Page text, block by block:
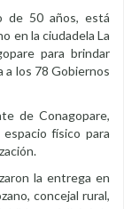
de 50 años, está
en la ciudadela La
para brindar
a los 78 Gobiernos
de Conagopare,
físico para
la entrega en
concejal rural,